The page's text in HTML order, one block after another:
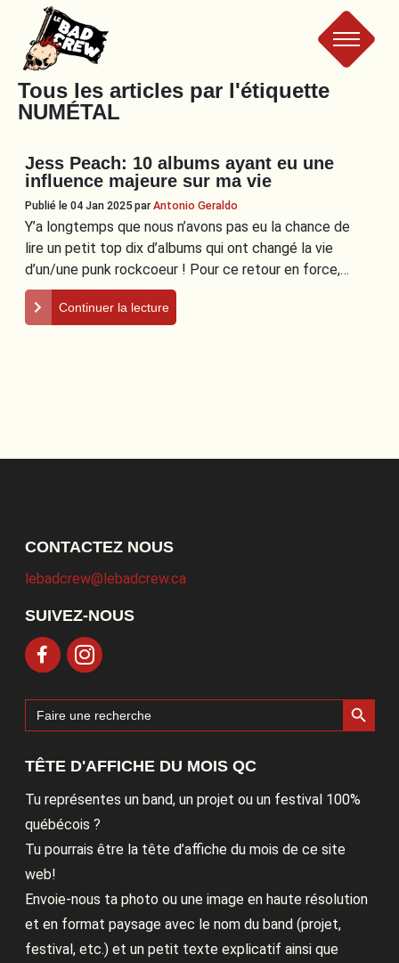
Le
Bad
Crew
Tous les articles par l'étiquette
NUMÉTAL
Jess Peach: 10 albums ayant eu une
influence majeure sur ma vie
Publié le 04 Jan 2025parAntonio Geraldo
Y’a longtemps que nous n’avons pas eu la chance de
lire un petit top dix d’albums qui ont changé la vie
d’un/une punk rockcoeur ! Pour ce retour en force,…
Continuer la lecture
CONTACTEZ NOUS
lebadcrew@lebadcrew.ca
SUIVEZ-NOUS
Search
for:
Search Button
TÊTE D'AFFICHE DU MOIS QC
Tu représentes un band, un projet ou un festival 100%
québécois ?
Tu pourrais être la tête d’affiche du mois de ce site
web!
Envoie-nous ta photo ou une image en haute résolution
et en format paysage avec le nom du band (projet,
festival, etc.) et un petit texte explicatif ainsi que